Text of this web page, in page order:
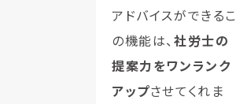
アドバイスができるこ
の機能は、 社労士の
提案力をワンランク
アップさせてくれま